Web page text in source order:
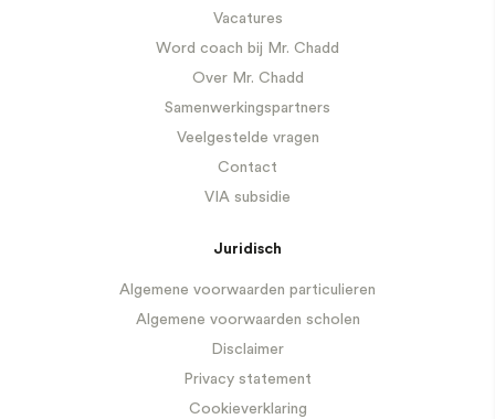
Vacatures
Word coach bij Mr. Chadd
Over Mr. Chadd
Samenwerkingspartners
Veelgestelde vragen
Contact
VIA subsidie
Juridisch
Algemene voorwaarden particulieren
Algemene voorwaarden scholen
Disclaimer
Privacy statement
Cookieverklaring